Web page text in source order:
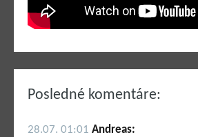
Posledné komentáre:
28.07. 01:01 Andreas: